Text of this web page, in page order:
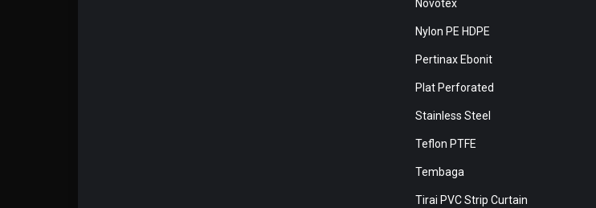
Novotex
Nylon PE HDPE
Pertinax Ebonit
Plat Perforated
Stainless Steel
Teflon PTFE
Tembaga
Tirai PVC Strip Curtain